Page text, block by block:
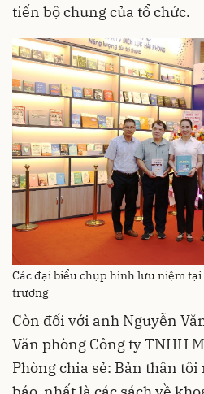
tiến bộ chung của tổ chức.
Các đại biểu chụp hình lưu niệm
trương
Còn đối với anh Nguyễn
Văn phòng Công ty TNHH
Phòng chia sẻ: Bản thân